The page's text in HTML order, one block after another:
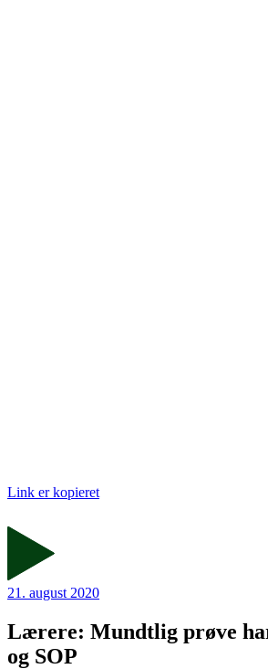
Link er kopieret
21. august 2020
Lærere: Mundtlig prøve
og SOP